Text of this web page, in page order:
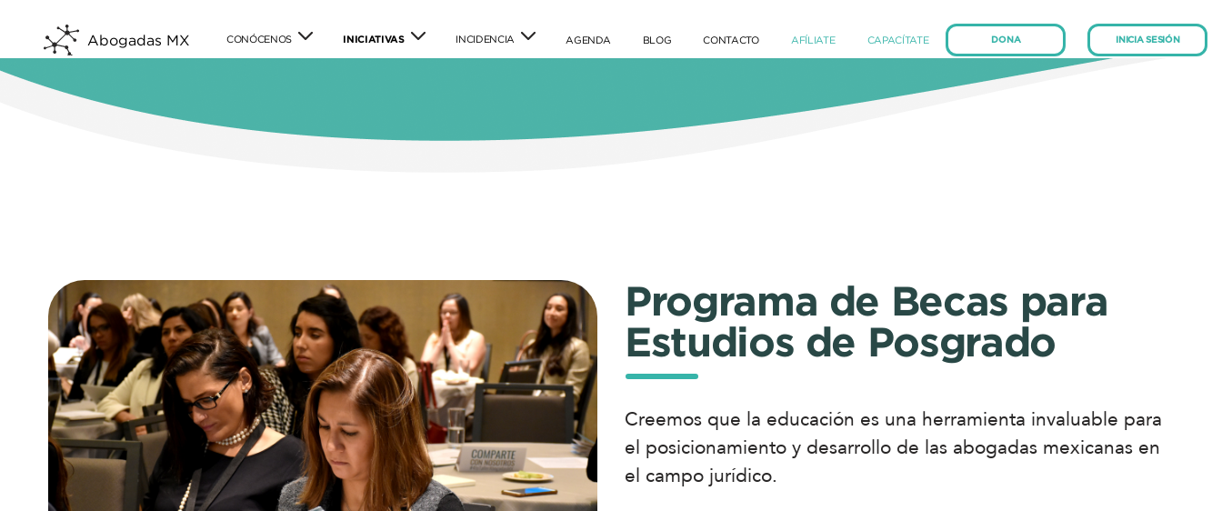
Abogadas MX CONÓCENOS INICIATIVAS INCIDENCIA AGENDA(current)BLOG(current)CONTACTO(current)AFÍLIATE(current)CAPACÍTATE(current) DONA INICIA SESIÓN
Programa de Becas para
Estudios de Posgrado
Creemos que la educación es una herramienta invaluable para
el posicionamiento y desarrollo de las abogadas mexicanas en
el campo jurídico.